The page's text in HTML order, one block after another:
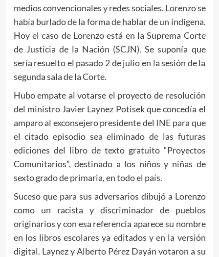
medios convencionales y redes sociales. Lorenzo se
había burlado de la forma de hablar de un indígena.
Hoy el caso de Lorenzo está en la Suprema Corte
de Justicia de la Nación (SCJN). Se suponía que
sería resuelto el pasado 2 de julio en la sesión de la
segunda sala de la Corte.
Hubo empate al votarse el proyecto de resolución
del ministro Javier Laynez Potisek que concedía el
amparo al exconsejero presidente del INE para que
el citado episodio sea eliminado de las futuras
ediciones del libro de texto gratuito “Proyectos
Comunitarios”, destinado a los niños y niñas de
sexto grado de primaria, en todo el país.
Suceso que para sus adversarios dibujó a Lorenzo
como un racista y discriminador de pueblos
originarios y con esa referencia aparece su nombre
en los libros escolares ya editados y en la versión
digital. Laynez y Alberto Pérez Dayán votaron a su